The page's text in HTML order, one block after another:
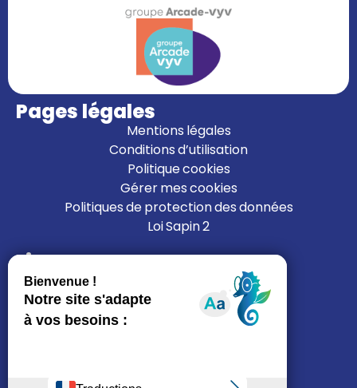
Pages légales
Mentions légales
Conditions d’utilisation
Politique cookies
Gérer mes cookies
Politiques de protection des données
Loi Sapin 2
Liens
Nous rejoindre